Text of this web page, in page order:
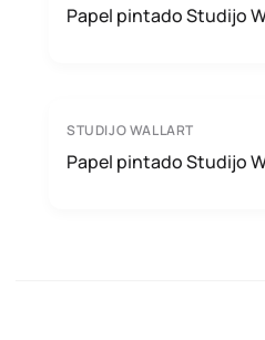
Papel pintado Studijo
STUDIJO WALLART
Papel pintado Studijo